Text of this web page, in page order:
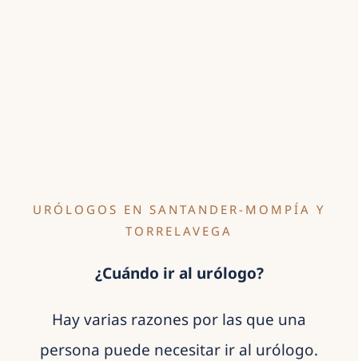
URÓLOGOS EN SANTANDER-MOMPÍA Y
TORRELAVEGA
¿Cuándo ir al urólogo?
Hay varias razones por las que una
persona puede necesitar ir al urólogo.